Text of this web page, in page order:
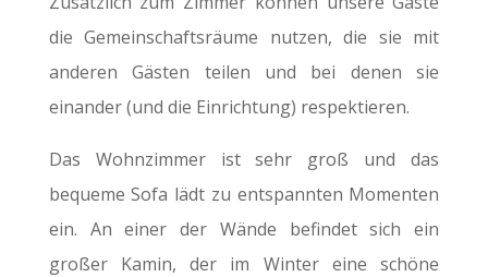
die Gemeinschaftsräume nutzen, die sie mit
anderen Gästen teilen und bei denen sie
einander (und die Einrichtung) respektieren.
Das Wohnzimmer ist sehr groß und das
bequeme Sofa lädt zu entspannten Momenten
ein. An einer der Wände befindet sich ein
großer Kamin, der im Winter eine schöne